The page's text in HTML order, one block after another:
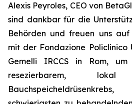
Alexis Peyroles, CEO von
sind dankbar für die
Behörden und freuen uns
mit der Fondazione Policlinico
Gemelli IRCCS in Rom,
resezierbarem, lokal